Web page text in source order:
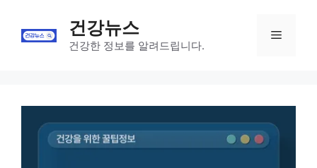
content
건강뉴스
건강한 정보를 알려드립니다.
Menu